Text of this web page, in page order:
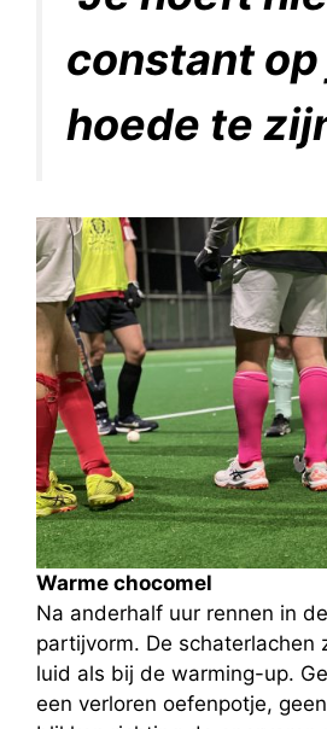
constant op
hoede te
Warme chocomel
Na anderhalf uur rennen in
partijvorm. De schaterlachen
luid als bij de warming-up.
een verloren oefenpotje,